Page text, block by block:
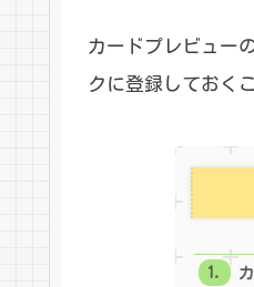
カードプレビュー
クに登録しておく